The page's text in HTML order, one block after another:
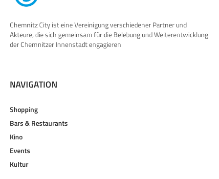
Chemnitz City ist eine Vereinigung verschiedener Partner und
Akteure, die sich gemeinsam für die Belebung und Weiterentwicklung
der Chemnitzer Innenstadt engagieren
NAVIGATION
Shopping
Bars & Restaurants
Kino
Events
Kultur